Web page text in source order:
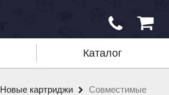
Каталог
Новые картриджи
Совместимые